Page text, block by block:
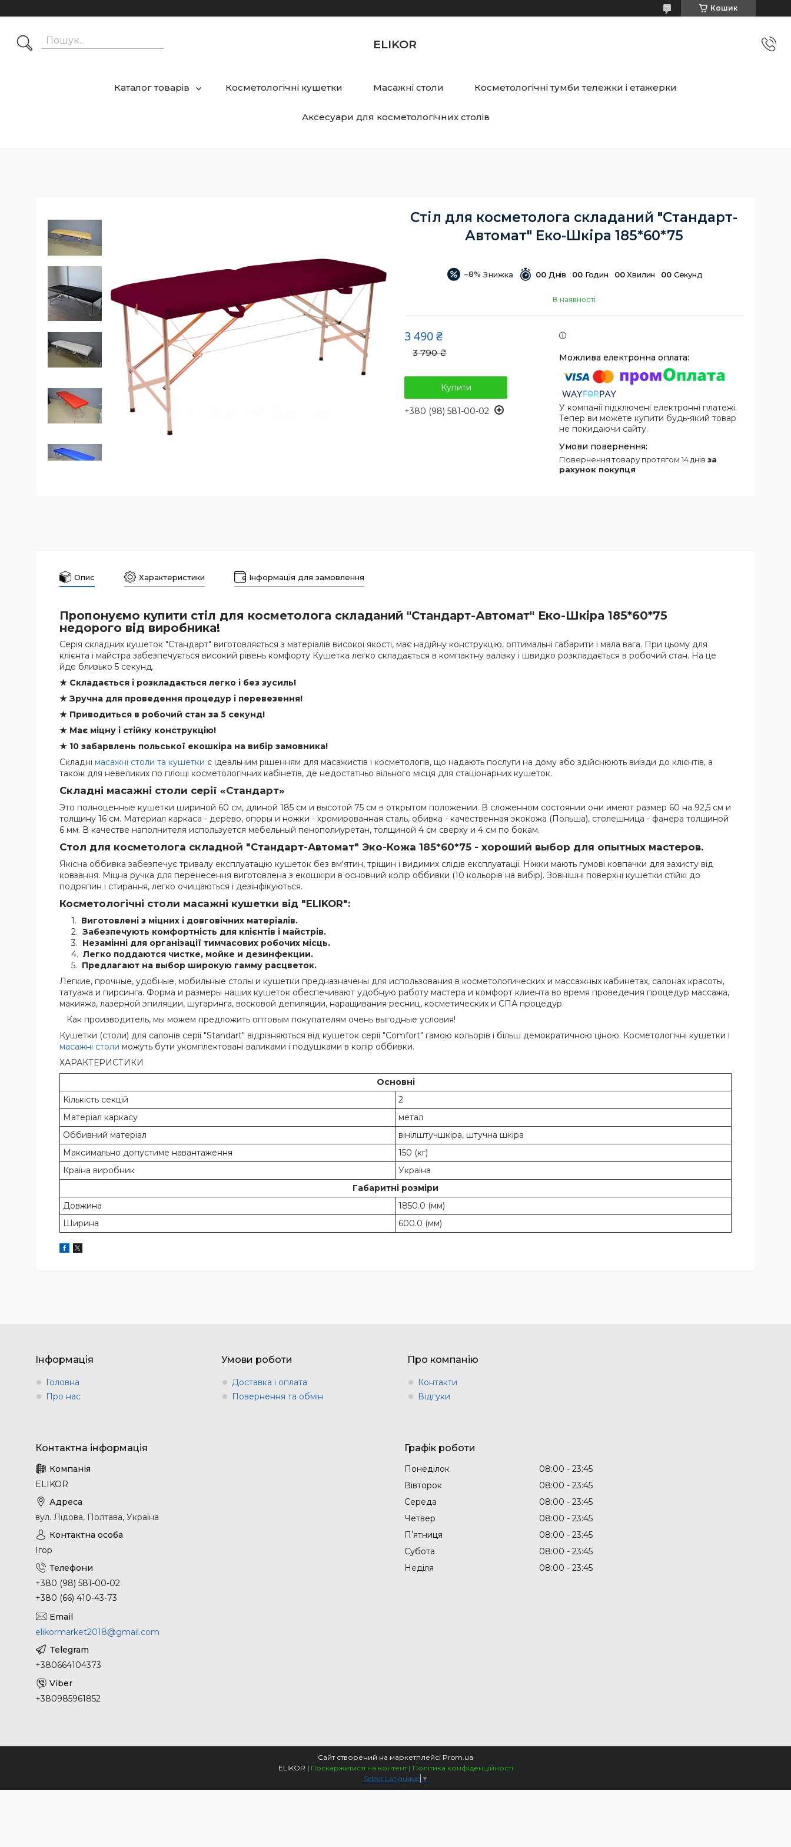
Кошик
ELIKOR
Каталог товарів Косметологічні кушетки Масажні столи Косметологічні тумби тележки і етажерки
Аксесуари для косметологічних столів
Стіл для косметолога складаний "Стандарт-
Автомат" Еко-Шкіра 185*60*75
–8% 00 Днів 00 Годин 00 Хвилин 00 Секунд
В наявності
3 790 ₴
3 490 ₴
Купити
+380 (98) 581-00-02
У компанії підключені електронні платежі.
Тепер ви можете купити будь-який товар
не покидаючи сайту.
повернення товару протягом 14 днів за
рахунок покупця
Опис Характеристики Інформація для замовлення
Пропонуємо купити стіл для косметолога складаний "Стандарт-Автомат" Еко-Шкіра 185*60*75
недорого від виробника!
Серія складних кушеток "Стандарт" виготовляється з матеріалів високої якості, має надійну конструкцію, оптимальні габарити і мала вага. При цьому для
клієнта і майстра забезпечується високий рівень комфорту Кушетка легко складається в компактну валізку і швидко розкладається в робочий стан. На це
йде близько 5 секунд.
★ Складається і розкладається легко і без зусиль!
★ Зручна для проведення процедур і перевезення!
★ Приводиться в робочий стан за 5 секунд!
★ Має міцну і стійку конструкцію!
★ 10 забарвлень польської екошкіра на вибір замовника!
Складні масажні столи та кушетки є ідеальним рішенням для масажистів і косметологів, що надають послуги на дому або здійснюють виїзди до клієнтів, а
також для невеликих по площі косметологічних кабінетів, де недостатньо вільного місця для стаціонарних кушеток.
Складні масажні столи серії «Стандарт»
Это полноценные кушетки шириной 60 см, длиной 185 см и высотой 75 см в открытом положении. В сложенном состоянии они имеют размер 60 на 92,5 см и
толщину 16 см. Материал каркаса - дерево, опоры и ножки - хромированная сталь, обивка - качественная экокожа (Польша), столешница - фанера толщиной
6 мм. В качестве наполнителя используется мебельный пенополиуретан, толщиной 4 см сверху и 4 см по бокам.
Стол для косметолога складной "Стандарт-Автомат" Эко-Кожа 185*60*75 - хороший выбор для опытных мастеров.
Якісна оббивка забезпечує тривалу експлуатацію кушеток без вм'ятин, тріщин і видимих слідів експлуатації. Ніжки мають гумові ковпачки для захисту від
ковзання. Міцна ручка для перенесення виготовлена з екошкіри в основний колір оббивки (10 кольорів на вибір). Зовнішні поверхні кушетки стійкі до
подряпин і стирання, легко очищаються і дезінфікуються.
Косметологічні столи масажні кушетки від "ELIKOR":
Виготовлені з міцних і довговічних матеріалів.
Забезпечують комфортність для клієнтів і майстрів.
Незамінні для організації тимчасових робочих місць.
Легко поддаются чистке, мойке и дезинфекции.
Предлагают на выбор широкую гамму расцветок.
Легкие, прочные, удобные, мобильные столы и кушетки предназначены для использования в косметологических и массажных кабинетах, салонах красоты,
татуажа и пирсинга. Форма и размеры наших кушеток обеспечивают удобную работу мастера и комфорт клиента во время проведения процедур массажа,
макияжа, лазерной эпиляции, шугаринга, восковой депиляции, наращивания ресниц, косметических и СПА процедур.
Как производитель, мы можем предложить оптовым покупателям очень выгодные условия!
Кушетки (столи) для салонів серії "Standart" відрізняються від кушеток серії "Comfort" гамою кольорів і більш демократичною ціною. Косметологічні кушетки і
масажні столи можуть бути укомплектовані валиками і подушками в колір оббивки.
ХАРАКТЕРИСТИКИ
Основні
Кількість секцій
2
Матеріал каркасу
метал
Оббивний матеріал
вінілштучшкіра, штучна шкіра
Максимально допустиме навантаження
150 (кг)
Країна виробник
Україна
Габаритні розміри
Довжина
1850.0 (мм)
Ширина
600.0 (мм)
Інформація
Головна
Про нас
Умови роботи
Доставка і оплата
Повернення та обмін
Про компанію
Контакти
Відгуки
ELIKOR
вул. Лідова, Полтава, Україна
Ігор
+380 (98) 581-00-02
+380 (66) 410-43-73
elikormarket2018@gmail.com
+380664104373
+380985961852
Графік роботи
Понеділок 08:00
23:45
Вівторок
08:00
23:45
Середа
08:00
23:45
Четвер
08:00
23:45
Пʼятниця
08:00
23:45
Субота
08:00
23:45
Неділя
08:00 23:45
Сайт створений на маркетплейсі Prom.ua
ELIKOR | Поскаржитися на контент | Політика конфіденційності
Select Language ▼